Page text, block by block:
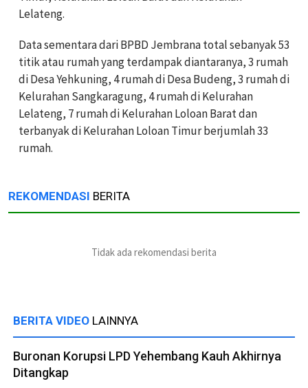
Lelateng.
Data sementara dari BPBD Jembrana total sebanyak 53
titik atau rumah yang terdampak diantaranya, 3 rumah
di Desa Yehkuning, 4 rumah di Desa Budeng, 3 rumah di
Kelurahan Sangkaragung, 4 rumah di Kelurahan
Lelateng, 7 rumah di Kelurahan Loloan Barat dan
terbanyak di Kelurahan Loloan Timur berjumlah 33
rumah.
REKOMENDASI BERITA
Tidak ada rekomendasi berita
BERITA VIDEO LAINNYA
Buronan Korupsi LPD Yehembang Kauh Akhirnya
Ditangkap